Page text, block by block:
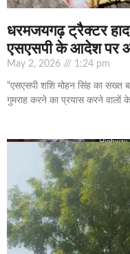
धरमजयगढ़ ट्रैक्टर
एसएसपी के आदेश पर
May 2, 2026 1:24 pm
“एसएसपी शशि मोहन सिंह का सख्त
गुमराह करने का प्रयास करने वालों के